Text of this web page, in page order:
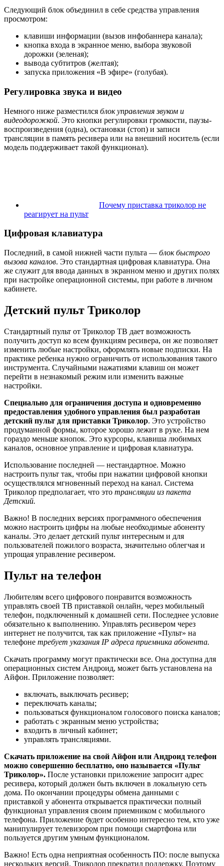
Следующий блок объединил в себе средства управления
просмотром:
клавиши информации (вызов инфобаннера канала);
кнопка входа в экранное меню, выбора звуковой
дорожки (зеленая);
вывода субтитров (желтая);
запуска приложения «В эфире» (голубая).
Регулировка звука и видео
Немного ниже разместился блок управления звуком и
видеодорожкой. Это кнопки регулировки громкости, паузы-
воспроизведения (одна), остановки (стоп) и записи
трансляции в память ресивера или на внешний носитель (если
модель поддерживает такой функционал).
Почему приставка триколор не
реагирует на пульт
Цифровая клавиатура
Последний, в самой нижней части пульта — блок быстрого
вызова каналов. Это стандартная цифровая клавиатура. Она
же служит для ввода данных в экранном меню и других полях
при настройке операционной системы, при работе в личном
кабинете.
Детский пульт Триколор
Стандартный пульт от Триколор ТВ дает возможность
получить доступ ко всем функциям ресивера, он же позволяет
изменить любые настройки, оформлять новые подписки. На
практике ребенка нужно ограничить от использования такого
инструмента. Случайными нажатиями клавиш он может
перейти в незнакомый режим или изменить важные
настройки.
Специально для ограничения доступа и одновременно
предоставления удобного управления был разработан
детский пульт для приставки Триколор. Это устройство
продуманной формы, которое хорошо лежит в руке. На нем
гораздо меньше кнопок. Это курсоры, клавиша любимых
каналов, основное управление и цифровая клавиатура.
Использование последней — нестандартное. Можно
настроить пульт так, чтобы при нажатии цифровой кнопки
осуществлялся мгновенный переход на канал. Система
Триколор предполагает, что это трансляции из пакета
Детский.
Важно! В последних версиях программного обеспечения
можно настроить цифры на любые необходимые абоненту
каналы. Это делает детский пульт интересным и для
пользователей пожилого возраста, значительно облегчая и
упрощая управление ресивером.
Пульт на телефон
Любителям всего цифрового понравится возможность
управлять своей ТВ приставкой онлайн, через мобильный
телефон, подключенный к домашней сети. Последнее условие
обязательно к выполнению. Управлять ресивером через
интернет не получится, так как приложение «Пульт» на
телефоне требует указания IP адреса приемника абонента.
Скачать программу могут практически все. Она доступна для
операционных систем Андроид, может быть установлена на
Айфон. Приложение позволяет:
включать, выключать ресивер;
переключать каналы;
пользоваться функционалом голосового поиска каналов;
работать с экранным меню устройства;
входить в личный кабинет;
управлять трансляциями.
Скачать приложение на свой Айфон или Андроид телефон
можно совершенно бесплатно, оно называется «Пульт
Триколор». После установки приложение запросит адрес
ресивера, который должен быть включен в локальную сеть
дома. По окончании процедуры обмена данными с
приставкой у абонента открывается практически полный
функционал управления своим приемником с мобильного
телефона. Приложение будет особенно интересно тем, кто уже
манипулирует телевизором при помощи смартфона или
пользуется другим умным функционалом.
Важно! Есть одна неприятная особенность ПО: после выпуска
нескольких версий, Триколор прекратил поддержку. Поэтому